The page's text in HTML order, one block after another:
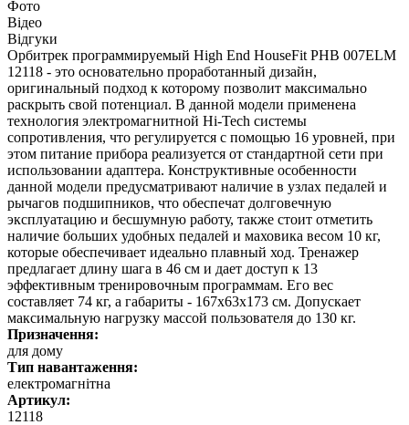
Фото
Відео
Відгуки
Орбитрек программируемый High End HouseFit PHB 007ELM
12118 - это основательно проработанный дизайн,
оригинальный подход к которому позволит максимально
раскрыть свой потенциал. В данной модели применена
технология электромагнитной Hi-Tech системы
сопротивления, что регулируется с помощью 16 уровней, при
этом питание прибора реализуется от стандартной сети при
использовании адаптера. Конструктивные особенности
данной модели предусматривают наличие в узлах педалей и
рычагов подшипников, что обеспечат долговечную
эксплуатацию и бесшумную работу, также стоит отметить
наличие больших удобных педалей и маховика весом 10 кг,
которые обеспечивает идеально плавный ход. Тренажер
предлагает длину шага в 46 см и дает доступ к 13
эффективным тренировочным программам. Его вес
составляет 74 кг, а габариты - 167х63х173 см. Допускает
максимальную нагрузку массой пользователя до 130 кг.
Призначення:
для дому
Тип навантаження:
електромагнітна
Артикул:
12118